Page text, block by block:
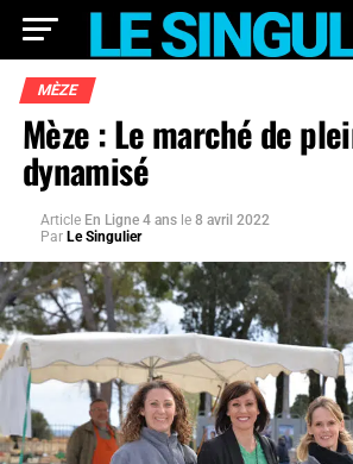
MÈZE
Mèze : Le marché de
dynamisé
Article En Ligne 4 ans le 8 avril 2022
Par Le Singulier